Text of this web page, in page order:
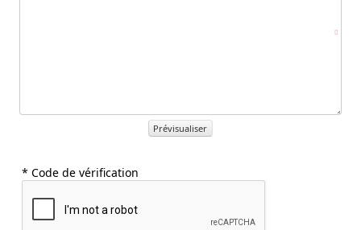
Prévisualiser
* Code de vérification